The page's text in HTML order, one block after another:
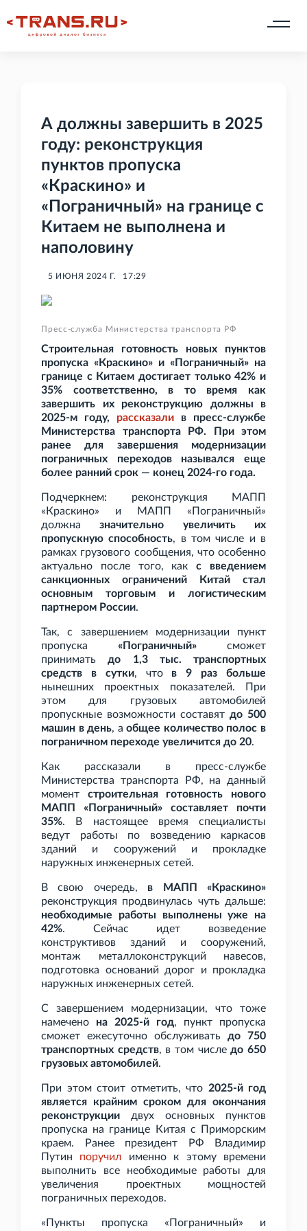
А должны завершить в 2025
году: реконструкция
пунктов пропуска
«Краскино» и
«Пограничный» на границе с
Китаем не выполнена и
наполовину
5 ИЮНЯ 2024 Г. 17:29
Пресс-служба Министерства транспорта РФ
Строительная готовность новых пунктов
пропуска «Краскино» и «Пограничный» на
границе с Китаем достигает только 42% и
35% соответственно, в то время как
завершить их реконструкцию должны в
2025-м году, рассказали в пресс-службе
Министерства транспорта РФ. При этом
ранее для завершения модернизации
пограничных переходов назывался еще
более ранний срок — конец 2024-го года.
Подчеркнем: реконструкция МАПП
«Краскино» и МАПП «Пограничный»
должназначительно увеличить их
пропускную способность, в том числе и в
рамках грузового сообщения, что особенно
актуально после того, какс введением
санкционных ограничений Китай стал
основным торговым и логистическим
партнером России.
Так, с завершением модернизации пункт
пропуска «Пограничный» сможет
приниматьдо 1,3
тыс. транспортных
средств в сутки, что в 9
раз больше
нынешних проектных показателей. При
этом для грузовых автомобилей
пропускные возможности составят до 500
машин в день, аобщее количество полос в
пограничном переходе увеличится до 20.
Как рассказали в пресс-службе
Министерства транспорта РФ, на данный
момент строительная готовность нового
МАПП «Пограничный» составляет почти
35%. В настоящее время специалисты
ведут работы по возведению каркасов
зданий и сооружений и прокладке
наружных инженерных сетей.
В свою очередь, в МАПП «Краскино»
реконструкция продвинулась чуть дальше:
необходимые работы выполнены уже на
42%. Сейчас идет возведение
конструктивов зданий и сооружений,
монтаж металлоконструкций навесов,
подготовка оснований дорог и прокладка
наружных инженерных сетей.
С завершением модернизации, что тоже
намечено на 2025-й год, пункт пропуска
сможет ежесуточно обслуживать до 750
транспортных средств, в том числедо 650
грузовых автомобилей.
При этом стоит отметить, что 2025-й год
является крайним сроком для окончания
реконструкции двух основных пунктов
пропуска на границе Китая с Приморским
краем. Ранее президент РФ Владимир
Путин поручил именно к этому времени
выполнить все необходимые работы для
увеличения проектных мощностей
пограничных переходов.
«Пункты пропуска «Пограничный» и